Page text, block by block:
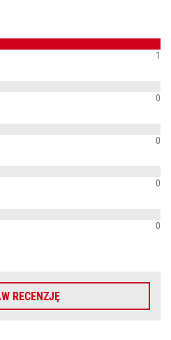
1
0
0
0
0
RECENZJĘ